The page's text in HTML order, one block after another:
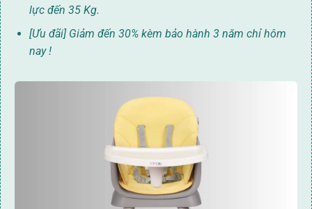
lực đến 35 Kg.
[Ưu đãi] Giảm đến 30% kèm bảo hành 3 năm chỉ hôm
nay !